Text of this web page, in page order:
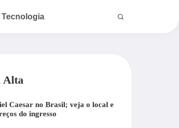
Tecnologia
Alta
Caesar no Brasil; veja o local e
do ingresso